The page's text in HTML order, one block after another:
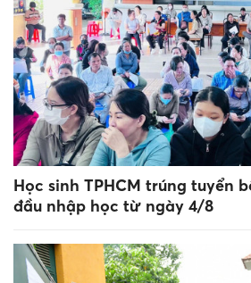
Học sinh TPHCM trúng tuyển
đầu nhập học từ ngày 4/8